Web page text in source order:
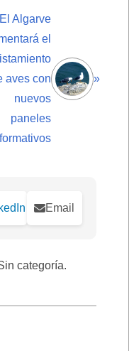
El Algarve
el
aves con
nuevos
paneles
»
Email
categoría.